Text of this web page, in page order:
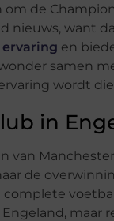
de
want
en
samen
wordt
in
van
de
maar